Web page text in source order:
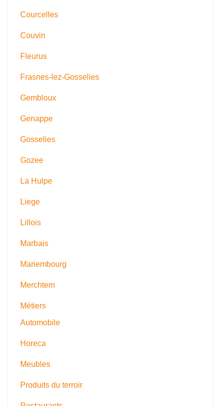
Courcelles
Couvin
Fleurus
Frasnes-lez-Gosselies
Gembloux
Genappe
Gosselies
Gozee
La Hulpe
Liege
Lillois
Marbais
Mariembourg
Merchtem
Métiers
Automobile
Horeca
Meubles
Produits du terroir